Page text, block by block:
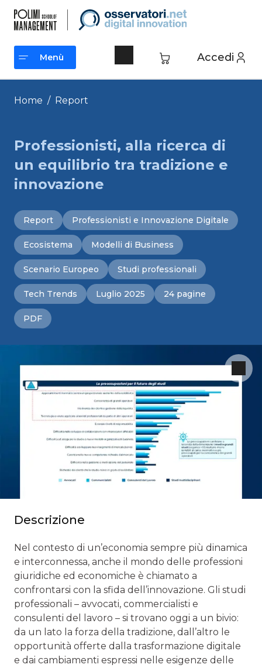
contenuto
Accedi
Menù
Menù
Home / Report
Professionisti, alla ricerca di
un equilibrio tra tradizione e
innovazione
Report Professionisti e Innovazione Digitale
Ecosistema Modelli di Business
Scenario Europeo Studi professionali
Tech Trends Luglio 2025 24 pagine
PDF
Descrizione
Nel contesto di un’economia sempre più dinamica
e interconnessa, anche il mondo delle professioni
giuridiche ed economiche è chiamato a
confrontarsi con la sfida dell’innovazione. Gli studi
professionali – avvocati, commercialisti e
consulenti del lavoro – si trovano oggi a un bivio:
da un lato la forza della tradizione, dall’altro le
opportunità offerte dalla trasformazione digitale
e dai cambiamenti espressi nelle esigenze delle